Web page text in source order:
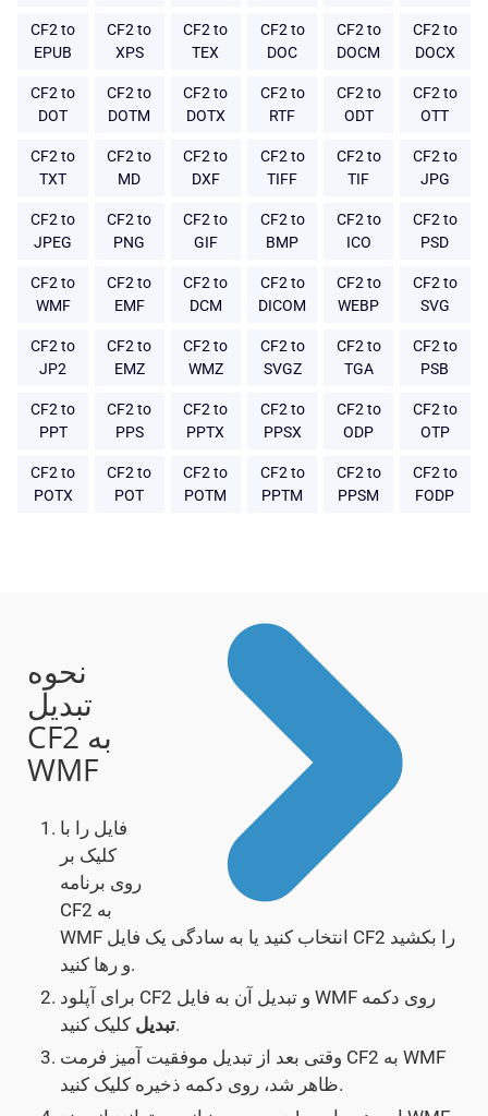
CF2 to
EPUB
CF2 to
XPS
CF2 to
TEX
CF2 to
DOC
CF2 to
DOCM
CF2 to
DOCX
CF2 to
DOT
CF2 to
DOTM
CF2 to
DOTX
CF2 to
RTF
CF2 to
ODT
CF2 to
OTT
CF2 to
TXT
CF2 to
MD
CF2 to
DXF
CF2 to
TIFF
CF2 to
TIF
CF2 to
JPG
CF2 to
JPEG
CF2 to
PNG
CF2 to
GIF
CF2 to
BMP
CF2 to
ICO
CF2 to
PSD
CF2 to
WMF
CF2 to
EMF
CF2 to
DCM
CF2 to
DICOM
CF2 to
WEBP
CF2 to
SVG
CF2 to
JP2
CF2 to
EMZ
CF2 to
WMZ
CF2 to
SVGZ
CF2 to
TGA
CF2 to
PSB
CF2 to
PPT
CF2 to
PPS
CF2 to
PPTX
CF2 to
PPSX
CF2 to
ODP
CF2 to
OTP
CF2 to
POTX
CF2 to
POT
CF2 to
POTM
CF2 to
PPTM
CF2 to
PPSM
CF2 to
FODP
نحوه
تبدیل
CF2 به
WMF
فایل را با
کلیک بر
روی برنامه
CF2 به
WMF انتخاب کنید یا به سادگی یک فایل CF2 را بکشید
و رها کنید.
برای آپلود CF2 و تبدیل آن به فایل WMF روی دکمه
تبدیلکلیک کنید.
وقتی بعد از تبدیل موفقیت آمیز فرمت CF2 به WMF
ظاهر شد، روی دکمه ذخیره کلیک کنید.